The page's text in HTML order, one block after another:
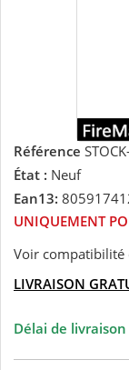
Référence
État : Neuf
Ean13:
UNIQUEMENT
Voir compatibilité
LIVRAISON
Délai de